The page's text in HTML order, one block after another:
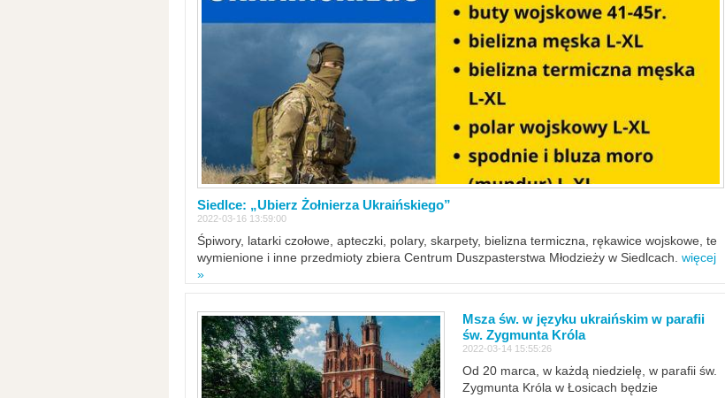
Siedlce: „Ubierz Żołnierza Ukraińskiego”
2022-03-16 13:59:00
Śpiwory, latarki czołowe, apteczki, polary, skarpety, bielizna termiczna, rękawice wojskowe, te
wymienione i inne przedmioty zbiera Centrum Duszpasterstwa Młodzieży w Siedlcach. więcej
»
Msza św. w języku ukraińskim w parafii
św. Zygmunta Króla
2022-03-14 15:55:26
Od 20 marca, w każdą niedzielę, w parafii św.
Zygmunta Króla w Łosicach będzie